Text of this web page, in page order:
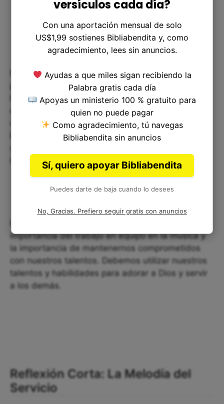
Para aquellos que tienen inquietudes sobre cómo
pueden mejorar su servicio en la iglesia, sería útil
hablar con otros músicos y líderes en la
comunidad de la iglesia para obtener más
orientación. Además, siempre es útil estudiar la
Biblia en profundidad para encontrar inspiración y
la iglesia.
importancia del trabajo en equipo en la música y
la importancia de mantenernos comprometidos
con nuestros talentos. Debemos utilizar nuestros
talentos y habilidades para adorar a Dios y servir
a los demás.
Reflexión Corta: La Melodía del
Servicio
versículos cada día?
Con una aportación mensual de solo
US$1,99 sostienes Bibliabendita y, como
agradecimiento, lees sin anuncios.
Ayudas a que miles sigan recibiendo la
Palabra gratis cada día
Apoyas un ministerio 100 % gratuito para
quien no puede pagar
Como agradecimiento, tú navegas
Bibliabendita sin anuncios
Sí, quiero apoyar Bibliabendita
Puedes darte de baja cuando lo desees
No, Gracias. Prefiero seguir gratis con anuncios